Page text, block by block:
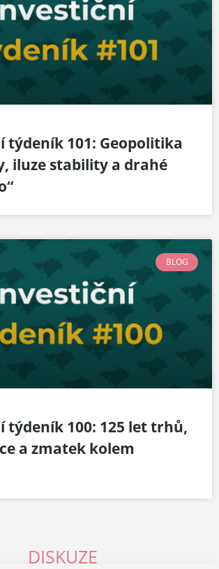
týdeník 101: Geopolitika
iluze stability a drahé
BLOG
týdeník 100: 125 let trhů,
a zmatek kolem
DISKUZE